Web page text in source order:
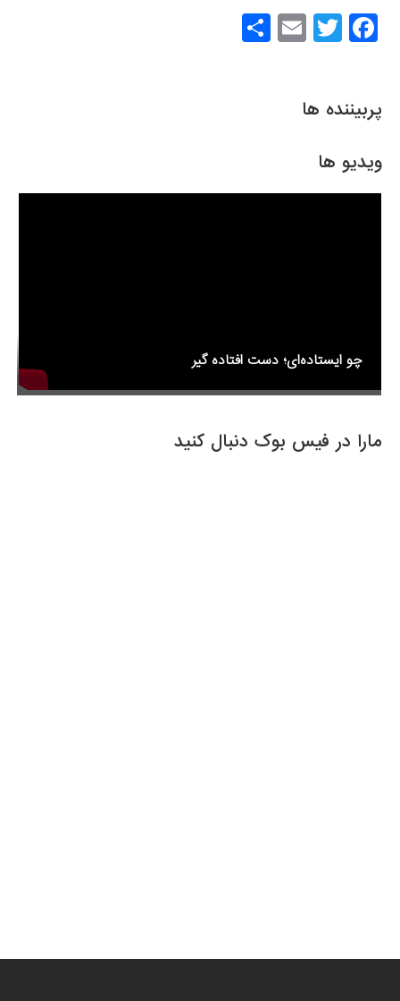
پربیننده ها
ویدیو ها
چو ایستاده‌ای؛ دست افتاده گیر
مارا در فیس بوک دنبال کنید
F
a
e
o
o
T
wi
er
E
m